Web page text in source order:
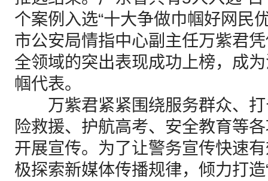
个案例入选“十大争做巾帼好网民
市公安局情指中心副主任万紫君
全领域的突出表现成功上榜，成
帼代表。
万紫君紧紧围绕服务群众、打
险救援、护航高考、安全教育等
开展宣传。为了让警务宣传快速
极探索新媒体传播规律，倾力打造